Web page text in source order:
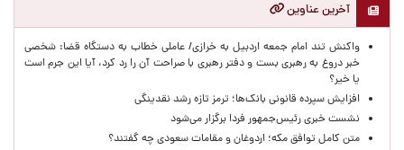
آخرین عناوین
واکنش تند امام جمعه اردبیل به خرازی/ عاملی خطاب به دستگاه قضا: شخصی
خبر دروغ به رهبری بست و دفتر رهبری با صراحت آن را رد کرد، آیا این جرم است
یا خیر؟
افزایش سپرده قانونی بانک‌ها؛ ترمز تازه رشد نقدینگی
نشست خبری رئیس‌جمهور فردا برگزار می‌شود
متن کامل توافق مکه؛ اردوغان و مقامات سعودی چه گفتند؟